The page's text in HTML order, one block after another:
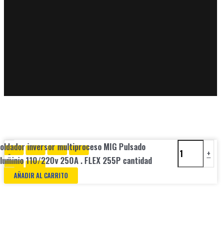
-
inversor multiproceso MIG Pulsado
110/220v 250A . FLEX 255P cantidad
+
AÑADIR AL CARRITO